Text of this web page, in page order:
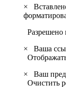
×
Разрешено
×
Ваша
×
Ваш
Очистить